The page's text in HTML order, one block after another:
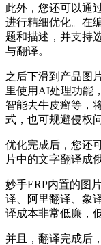
此外，您还可以通
进行精细优化。在
题和描述，并支持
与翻译。
之后下滑到产品图
里使用 AI处理功能
智能去牛皮癣等，
式，也可规避侵权
优化完成后，您还
片中的文字翻译成
妙手ERP内置的图
译、阿里翻译、象
译成本非常低廉，
并且，翻译完成后